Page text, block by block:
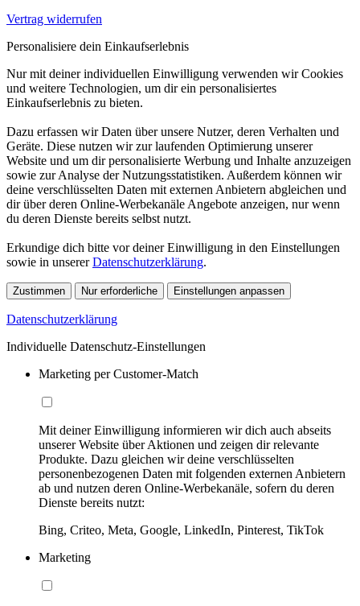
Vertrag widerrufen
Personalisiere dein Einkaufserlebnis
Nur mit deiner individuellen Einwilligung verwenden wir Cookies
und weitere Technologien, um dir ein personalisiertes
Einkaufserlebnis zu bieten.
Dazu erfassen wir Daten über unsere Nutzer, deren Verhalten und
Geräte. Diese nutzen wir zur laufenden Optimierung unserer
Website und um dir personalisierte Werbung und Inhalte anzuzeigen
sowie zur Analyse der Nutzungsstatistiken. Außerdem können wir
deine verschlüsselten Daten mit externen Anbietern abgleichen und
dir über deren Online-Werbekanäle Angebote anzeigen, nur wenn
du deren Dienste bereits selbst nutzt.
Erkundige dich bitte vor deiner Einwilligung in den Einstellungen
sowie in unsererDatenschutzerklärung.
Zustimmen Nur erforderliche Einstellungen anpassen
Datenschutzerklärung
Individuelle Datenschutz-Einstellungen
Marketing per Customer-Match
Mit deiner Einwilligung informieren wir dich auch abseits
unserer Website über Aktionen und zeigen dir relevante
Produkte. Dazu gleichen wir deine verschlüsselten
personenbezogenen Daten mit folgenden externen Anbietern
ab und nutzen deren Online-Werbekanäle, sofern du deren
Dienste bereits nutzt:
Bing, Criteo, Meta, Google, LinkedIn, Pinterest, TikTok
Marketing